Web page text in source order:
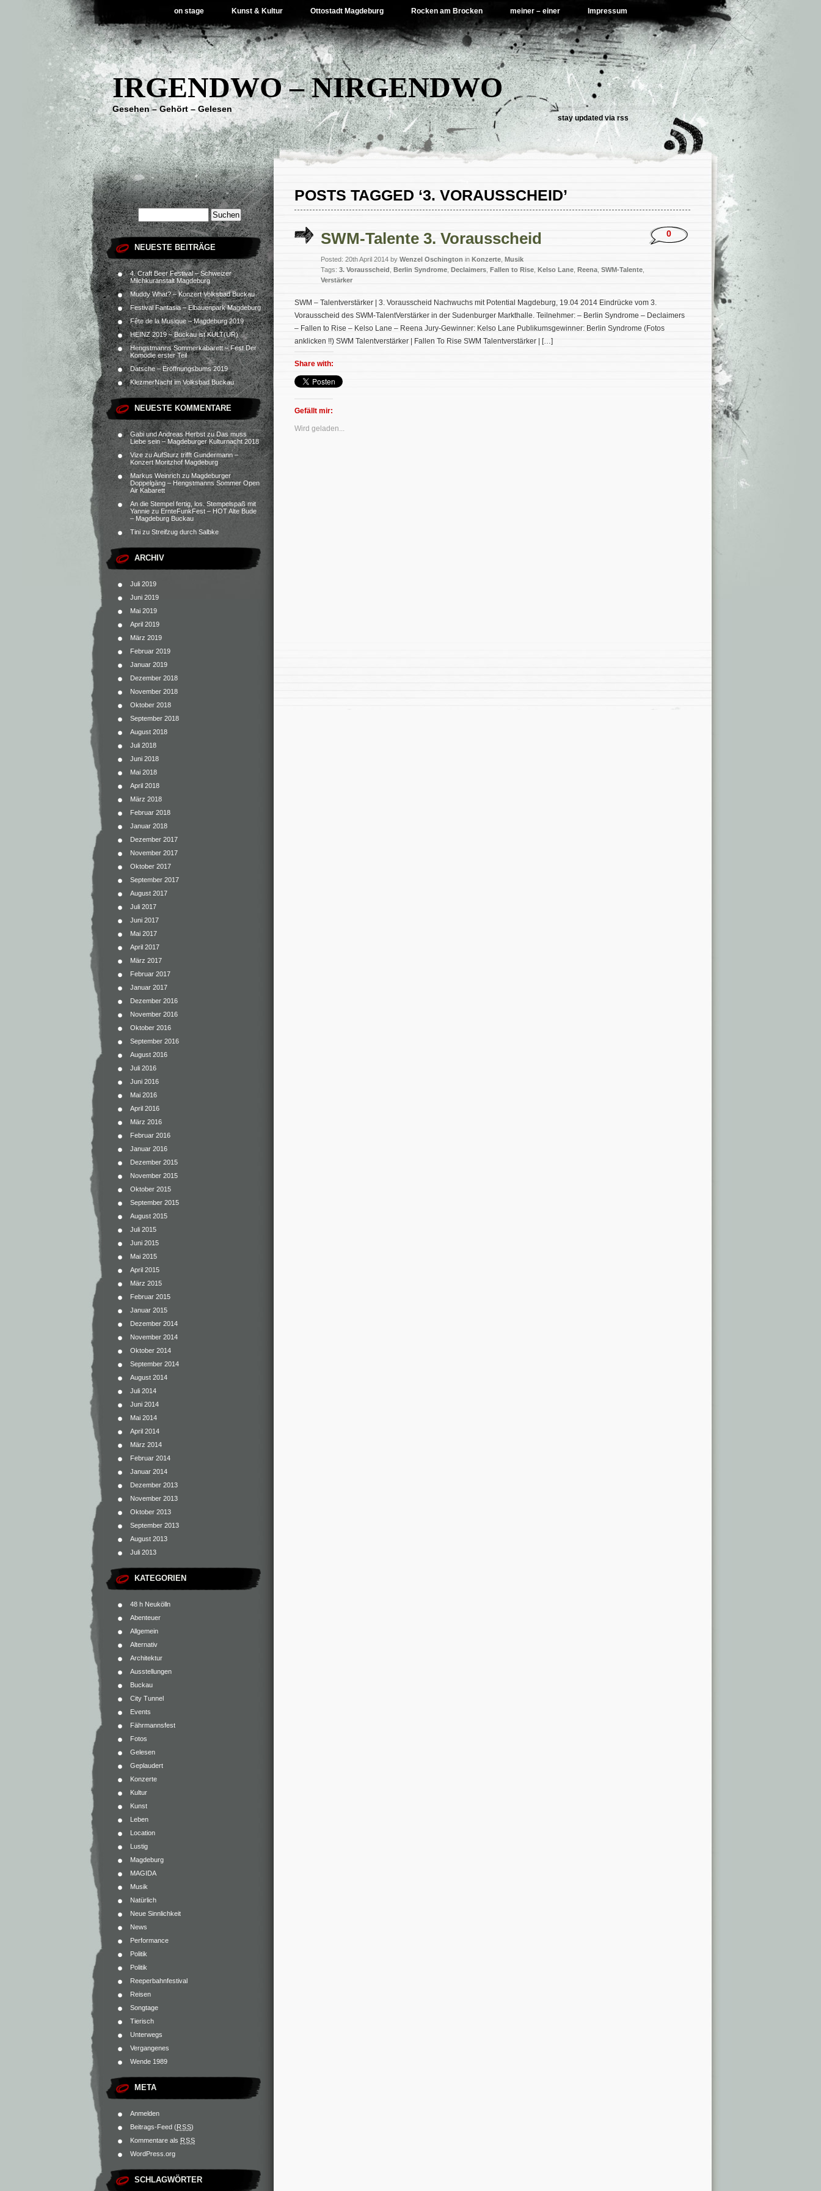
on stage Kunst & Kultur Ottostadt Magdeburg Rocken am Brocken meiner – einer Impressum
IRGENDWO – NIRGENDWO
Gesehen – Gehört – Gelesen
stay updated viarss
NEUESTE BEITRÄGE
4. Craft Beer Festival – Schweizer
Milchkuranstalt Magdeburg
Muddy What? – Konzert Volksbad Buckau
Festival Fantasia – Elbauenpark Magdeburg
Fête de la Musique – Magdeburg 2019
HEINZ 2019 – Buckau ist KULT(UR)
Hengstmanns Sommerkabarett – Fest.Der
Komödie erster Teil
Datsche – Eröffnungsbums 2019
KlezmerNacht im Volksbad Buckau
NEUESTE KOMMENTARE
Gabi und Andreas HerbstzuDas muss
Liebe sein – Magdeburger Kulturnacht 2018
Vize zuAufSturz trifft Gundermann –
Konzert Moritzhof Magdeburg
Markus Weinrich zu Magdeburger
Doppelgäng – Hengstmanns Sommer Open
Air Kabarett
An die Stempel fertig, los. Stempelspaß mit
Yannie zu ErnteFunkFest – HOT Alte Bude
– Magdeburg Buckau
Tini zu Streifzug durch Salbke
ARCHIV
Juli 2019
Juni 2019
Mai 2019
April 2019
März 2019
Februar 2019
Januar 2019
Dezember 2018
November 2018
Oktober 2018
September 2018
August 2018
Juli 2018
Juni 2018
Mai 2018
April 2018
März 2018
Februar 2018
Januar 2018
Dezember 2017
November 2017
Oktober 2017
September 2017
August 2017
Juli 2017
Juni 2017
Mai 2017
April 2017
März 2017
Februar 2017
Januar 2017
Dezember 2016
November 2016
Oktober 2016
September 2016
August 2016
Juli 2016
Juni 2016
Mai 2016
April 2016
März 2016
Februar 2016
Januar 2016
Dezember 2015
November 2015
Oktober 2015
September 2015
August 2015
Juli 2015
Juni 2015
Mai 2015
April 2015
März 2015
Februar 2015
Januar 2015
Dezember 2014
November 2014
Oktober 2014
September 2014
August 2014
Juli 2014
Juni 2014
Mai 2014
April 2014
März 2014
Februar 2014
Januar 2014
Dezember 2013
November 2013
Oktober 2013
September 2013
August 2013
Juli 2013
KATEGORIEN
48 h Neukölln
Abenteuer
Allgemein
Alternativ
Architektur
Ausstellungen
Buckau
City Tunnel
Events
Fährmannsfest
Fotos
Gelesen
Geplaudert
Konzerte
Kultur
Kunst
Leben
Location
Lustig
Magdeburg
MAGIDA
Musik
Natürlich
Neue Sinnlichkeit
News
Performance
Politik
Politik
Reeperbahnfestival
Reisen
Songtage
Tierisch
Unterwegs
Vergangenes
Wende 1989
META
Anmelden
Beitrags-Feed (RSS)
Kommentare als RSS
WordPress.org
SCHLAGWÖRTER
POSTS TAGGED ‘3. VORAUSSCHEID’
SWM-Talente 3. Vorausscheid
Posted: 20th April 2014 by Wenzel Oschington in Konzerte Musik
Tags: 3. Vorausscheid Berlin Syndrome Declaimers Fallen to Rise Kelso Lane Reena SWM-Talente
Verstärker
0
SWM – Talentverstärker | 3. Vorausscheid Nachwuchs mit Potential Magdeburg, 19.04 2014 Eindrücke vom 3.
Vorausscheid des SWM-TalentVerstärker in der Sudenburger Markthalle. Teilnehmer: – Berlin Syndrome – Declaimers
– Fallen to Rise – Kelso Lane – Reena Jury-Gewinner: Kelso Lane Publikumsgewinner: Berlin Syndrome (Fotos
anklicken !!) SWM Talentverstärker | Fallen To Rise SWM Talentverstärker | […]
Share with:
Gefällt mir:
Wird geladen...